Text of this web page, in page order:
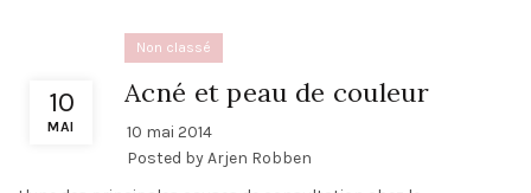
10
MAI
Non classé
Acné et peau de couleur
10 mai 2014
Posted byArjen Robben